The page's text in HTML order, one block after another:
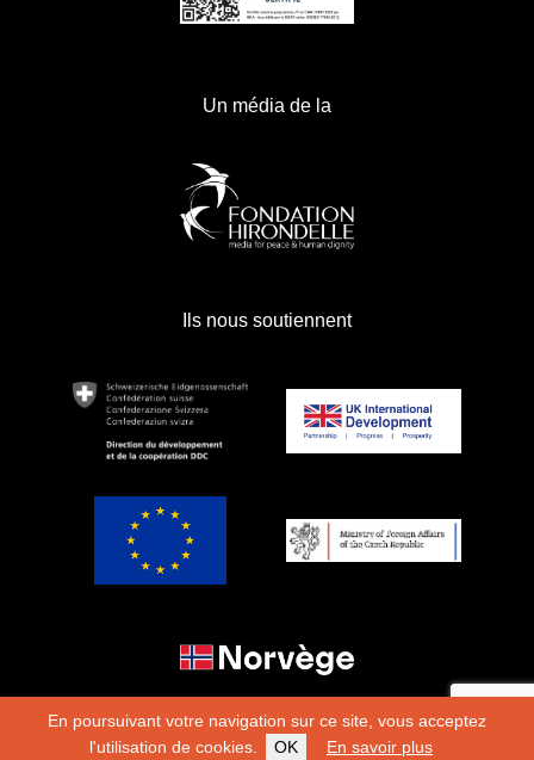
En poursuivant votre navigation sur ce site, vous acceptez
l'utilisation de cookies.
OK En savoir plus
Un média de la
Ils nous soutiennent